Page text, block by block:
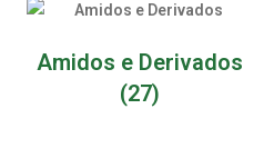
Amidos e Derivados
(27)